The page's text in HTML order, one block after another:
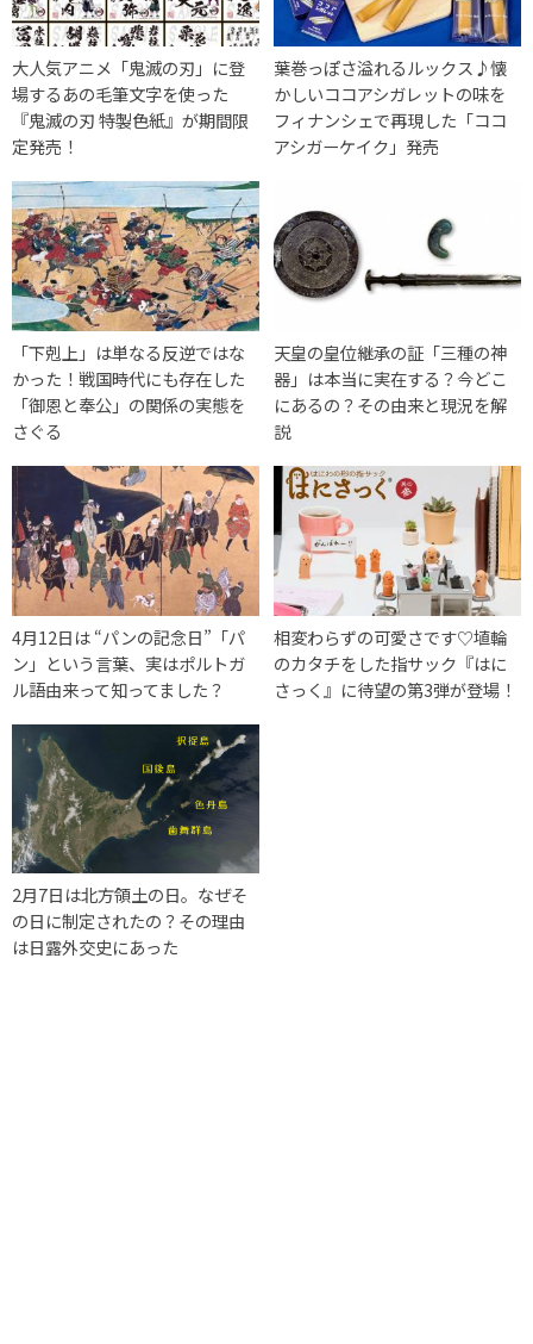
大人気アニメ「鬼滅の刃」に登
場するあの毛筆文字を使った
『鬼滅の刃 特製色紙』が期間限
定発売！
葉巻っぽさ溢れるルックス♪懐
かしいココアシガレットの味を
フィナンシェで再現した「ココ
アシガーケイク」発売
「下剋上」は単なる反逆ではな
かった！戦国時代にも存在した
「御恩と奉公」の関係の実態を
さぐる
天皇の皇位継承の証「三種の神
器」は本当に実在する？今どこ
にあるの？その由来と現況を解
説
4月12日は “パンの記念日”「パ
ン」という言葉、実はポルトガ
ル語由来って知ってました？
相変わらずの可愛さです♡埴輪
のカタチをした指サック『はに
さっく』に待望の第3弾が登場！
2月7日は北方領土の日。なぜそ
の日に制定されたの？その理由
は日露外交史にあった